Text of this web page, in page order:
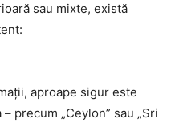
sau mixte, există
aproape sigur este
precum „Ceylon” sau „Sri